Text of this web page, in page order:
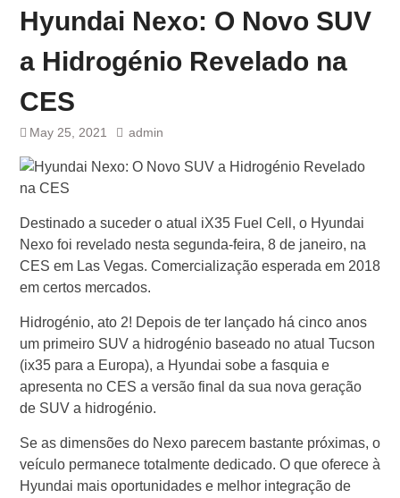
Hyundai Nexo: O Novo SUV
a Hidrogénio Revelado na
CES
May 25, 2021 admin
Destinado a suceder o atual iX35 Fuel Cell, o Hyundai
Nexo foi revelado nesta segunda-feira, 8 de janeiro, na
CES em Las Vegas. Comercialização esperada em 2018
em certos mercados.
Hidrogénio, ato 2! Depois de ter lançado há cinco anos
um primeiro SUV a hidrogénio baseado no atual Tucson
(ix35 para a Europa), a Hyundai sobe a fasquia e
apresenta no CES a versão final da sua nova geração
de SUV a hidrogénio.
Se as dimensões do Nexo parecem bastante próximas, o
veículo permanece totalmente dedicado. O que oferece à
Hyundai mais oportunidades e melhor integração de